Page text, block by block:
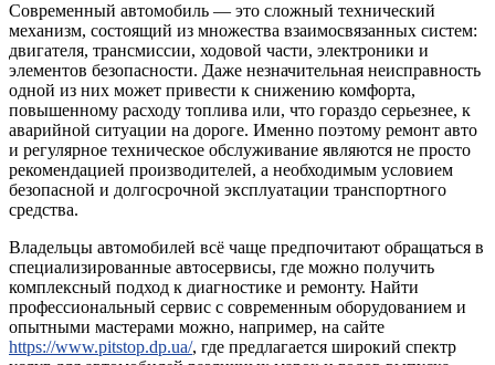
Современный автомобиль — это сложный технический
механизм, состоящий из множества взаимосвязанных систем:
двигателя, трансмиссии, ходовой части, электроники и
элементов безопасности. Даже незначительная неисправность
одной из них может привести к снижению комфорта,
повышенному расходу топлива или, что гораздо серьезнее, к
аварийной ситуации на дороге. Именно поэтому ремонт авто
и регулярное техническое обслуживание являются не просто
рекомендацией производителей, а необходимым условием
безопасной и долгосрочной эксплуатации транспортного
средства.
Владельцы автомобилей всё чаще предпочитают обращаться в
специализированные автосервисы, где можно получить
комплексный подход к диагностике и ремонту. Найти
профессиональный сервис с современным оборудованием и
опытными мастерами можно, например, на сайте
https://www.pitstop.dp.ua/, где предлагается широкий спектр